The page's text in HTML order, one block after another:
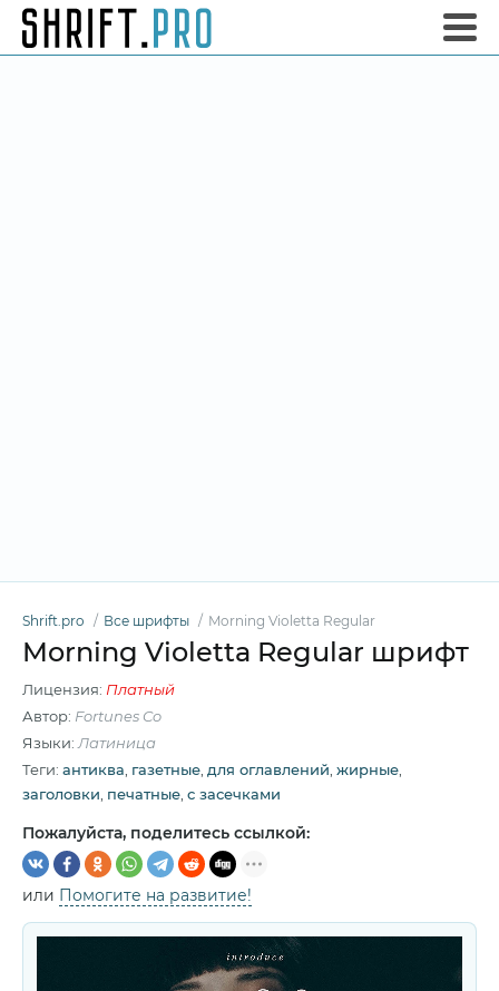
Shrift.pro Все шрифты Morning Violetta Regular
Morning Violetta Regular шрифт
Лицензия: Платный
Автор: Fortunes Co
Языки: Латиница
Теги: антиква газетные для оглавлений жирные
заголовки печатные с засечками
Пожалуйста, поделитесь ссылкой:
или Помогите на развитие!